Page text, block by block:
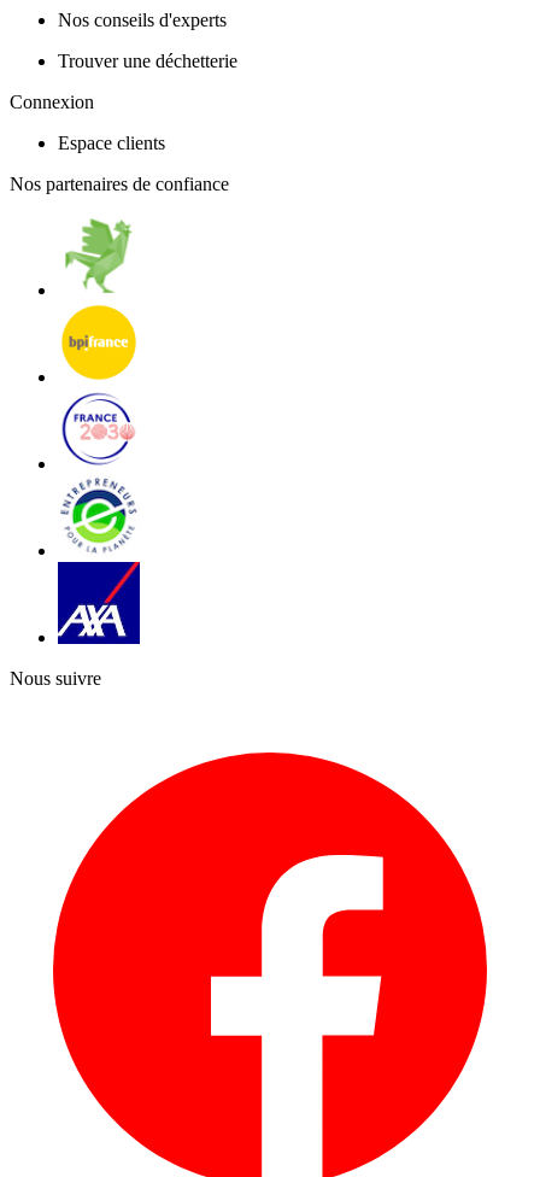
Nos conseils d'experts
Trouver une déchetterie
Connexion
Espace clients
Nos partenaires de confiance
Nous suivre